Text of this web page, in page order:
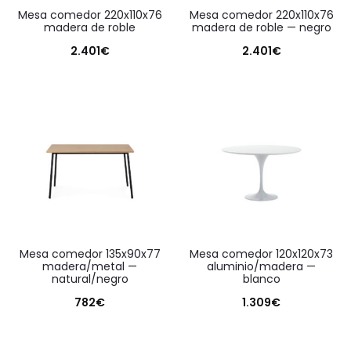
mesa comedor 220x110x76
madera de roble
2.401€
mesa comedor 220x110x76
madera de roble — negro
2.401€
mesa comedor 135x90x77
madera/metal —
natural/negro
782€
mesa comedor 120x120x73
aluminio/madera —
blanco
1.309€